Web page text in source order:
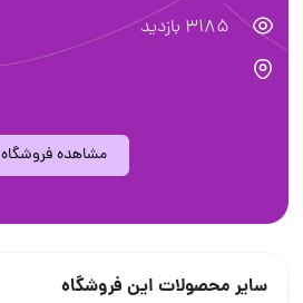
3185 بازدید
مشاهده فروشگاه
سایر محصولات این فروشگاه